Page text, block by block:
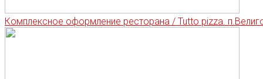
Комплексное оформление ресторана / Tutto pizza.